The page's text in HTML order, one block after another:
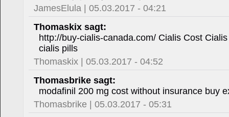
JamesElula | 05.03.2017 - 04:21
Thomaskix sagt:
http://buy-cialis-canada.com/ Cialis Cost
cialis pills
Thomaskix | 05.03.2017 - 04:52
Thomasbrike sagt:
modafinil 200 mg cost without insurance buy
Thomasbrike | 05.03.2017 - 05:31